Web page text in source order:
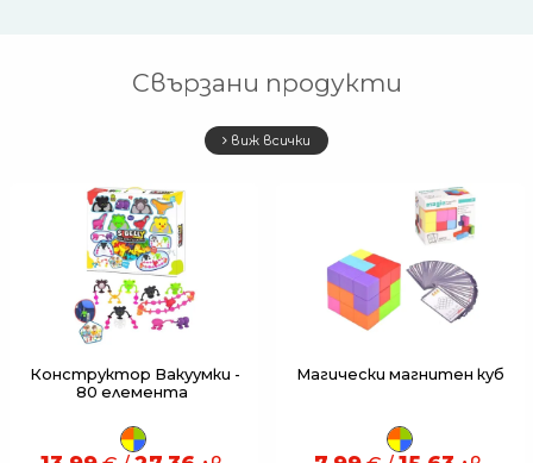
Свързани продукти
виж всички
Конструктор Вакуумки -
80 елемента
Магически магнитен куб